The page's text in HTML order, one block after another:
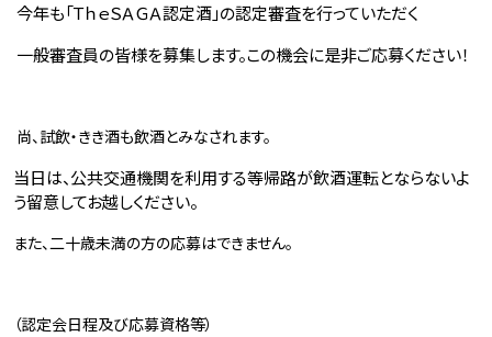
今年も「ＴｈｅＳＡＧＡ認定酒」の認定審査を行っていただく
一般審査員の皆様を募集します。この機会に是非ご応募ください！
尚、試飲・きき酒も飲酒とみなされます。
当日は、公共交通機関を利用する等帰路が飲酒運転とならないよ
う留意してお越しください。
また、二十歳未満の方の応募はできません。
（認定会日程及び応募資格等）